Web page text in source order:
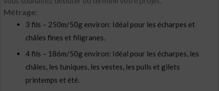
Métrage:
3 fils – 250m/50g environ: Idéal pour les écharpes et
châles fines et filigranes.
4 fils – 186m/50g environ: Idéal pour les écharpes, les
châles, les tuniques, les vestes, les pulls et gilets
printemps et été.